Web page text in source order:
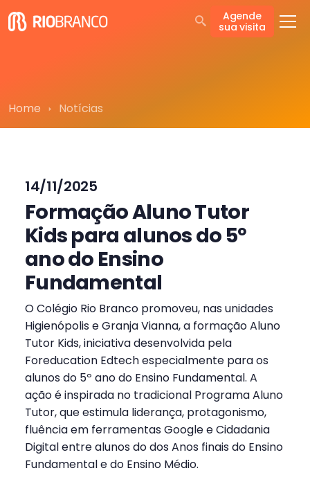
Agende
sua visita
Home Notícias
14/11/2025
Formação Aluno Tutor
Kids para alunos do 5º
ano do Ensino
Fundamental
O Colégio Rio Branco promoveu, nas unidades
Higienópolis e Granja Vianna, a formação Aluno
Tutor Kids, iniciativa desenvolvida pela
Foreducation Edtech especialmente para os
alunos do 5º ano do Ensino Fundamental. A
ação é inspirada no tradicional Programa Aluno
Tutor, que estimula liderança, protagonismo,
fluência em ferramentas Google e Cidadania
Digital entre alunos do dos Anos finais do Ensino
Fundamental e do Ensino Médio.